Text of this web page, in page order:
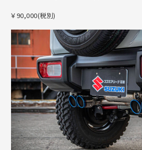
￥90,000(税別)